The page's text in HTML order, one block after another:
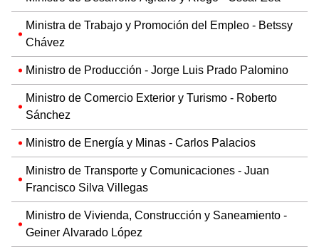
Ministra de Trabajo y Promoción del Empleo - Betssy
Chávez
Ministro de Producción - Jorge Luis Prado Palomino
Ministro de Comercio Exterior y Turismo - Roberto
Sánchez
Ministro de Energía y Minas - Carlos Palacios
Ministro de Transporte y Comunicaciones - Juan
Francisco Silva Villegas
Ministro de Vivienda, Construcción y Saneamiento -
Geiner Alvarado López